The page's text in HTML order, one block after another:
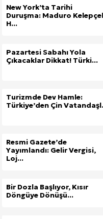
New York’ta Tarihi
Duruşma: Maduro
H...
Pazartesi Sabahı Yola
Çıkacaklar Dikkat! Türki...
Turizmde Dev Hamle:
Türkiye’den Çin
Resmi Gazete’de
Yayımlandı: Gelir Vergisi,
Loj...
Bir Dozla Başlıyor, Kısır
Döngüye Dönüşü...